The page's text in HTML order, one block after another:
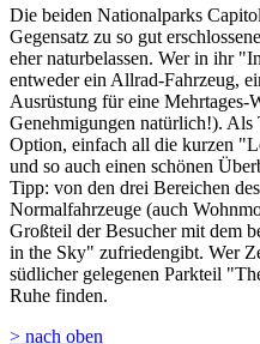
Die beiden Nationalparks
Gegensatz zu so gut
eher naturbelassen. Wer in ihr
entweder ein Allrad-Fahrzeug,
Ausrüstung für eine Mehrtages-
Genehmigungen natürlich!). Als
Option, einfach all die kurzen
und so auch einen schönen
Tipp: von den drei Bereichen
Normalfahrzeuge (auch
Großteil der Besucher mit dem
in the Sky" zufriedengibt. Wer
südlicher gelegenen Parkteil
Ruhe finden.
> nach oben